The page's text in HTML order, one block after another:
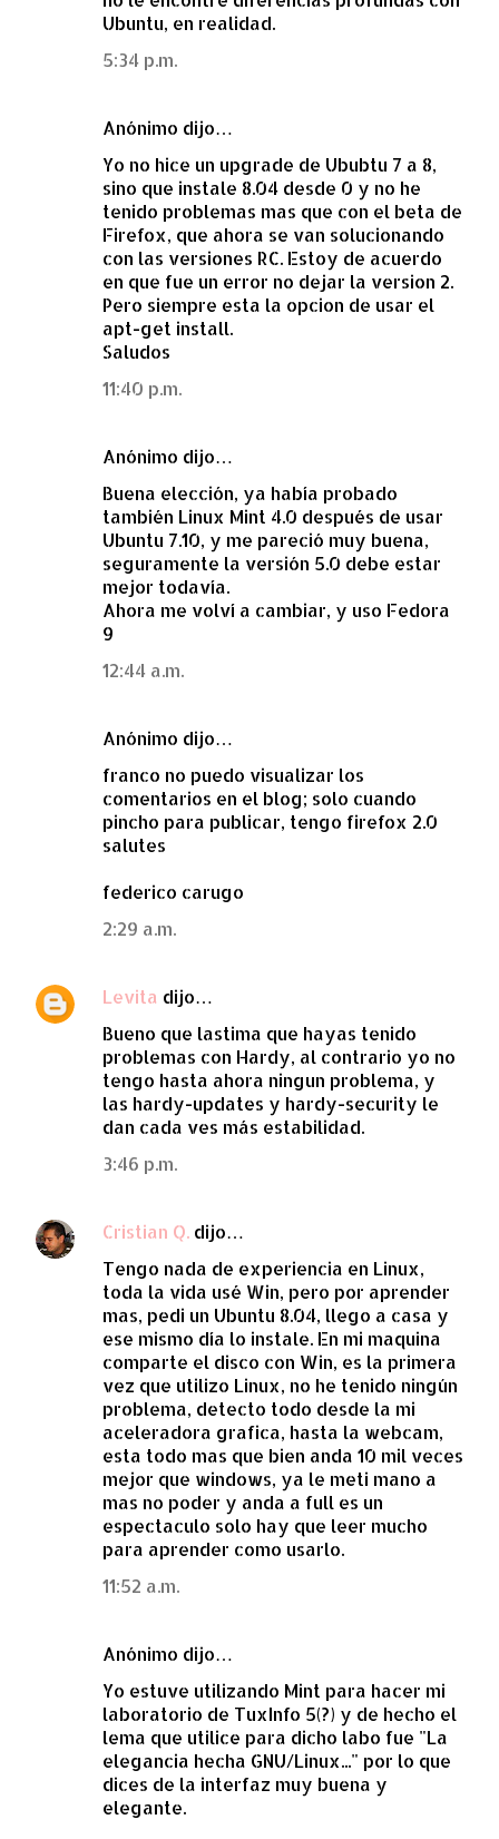
Ubuntu, en realidad.
5:34 p.m.
Anónimo dijo…
Yo no hice un upgrade de Ububtu 7 a 8,
sino que instale 8.04 desde 0 y no he
tenido problemas mas que con el beta de
Firefox, que ahora se van solucionando
con las versiones RC. Estoy de acuerdo
en que fue un error no dejar la version 2.
Pero siempre esta la opcion de usar el
apt-get install.
Saludos
11:40 p.m.
Anónimo dijo…
Buena elección, ya había probado
también Linux Mint 4.0 después de usar
Ubuntu 7.10, y me pareció muy buena,
seguramente la versión 5.0 debe estar
mejor todavía.
Ahora me volví a cambiar, y uso Fedora
9
12:44 a.m.
Anónimo dijo…
franco no puedo visualizar los
comentarios en el blog; solo cuando
pincho para publicar, tengo firefox 2.0
salutes
federico carugo
2:29 a.m.
Levita dijo…
Bueno que lastima que hayas tenido
problemas con Hardy, al contrario yo no
tengo hasta ahora ningun problema, y
las hardy-updates y hardy-security le
dan cada ves más estabilidad.
3:46 p.m.
Cristian Q. dijo…
Tengo nada de experiencia en Linux,
toda la vida usé Win, pero por aprender
mas, pedi un Ubuntu 8.04, llego a casa y
ese mismo día lo instale. En mi maquina
comparte el disco con Win, es la primera
vez que utilizo Linux, no he tenido ningún
problema, detecto todo desde la mi
aceleradora grafica, hasta la webcam,
esta todo mas que bien anda 10 mil veces
mejor que windows, ya le meti mano a
mas no poder y anda a full es un
espectaculo solo hay que leer mucho
para aprender como usarlo.
11:52 a.m.
Anónimo dijo…
Yo estuve utilizando Mint para hacer mi
laboratorio de TuxInfo 5(?) y de hecho el
lema que utilice para dicho labo fue "La
elegancia hecha GNU/Linux..." por lo que
dices de la interfaz muy buena y
elegante.